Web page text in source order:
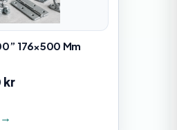
176×500 Mm
kr